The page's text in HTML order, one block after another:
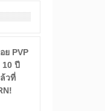
ย PVP
10 ปี
วที่